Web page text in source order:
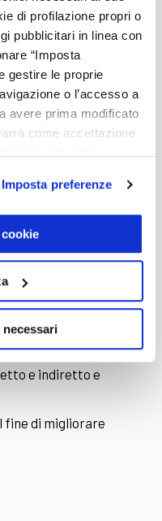
di profilazione propri o
pubblicitari in linea con
“Imposta
gestire le proprie
o l’accesso a
avere prima modificato
come accettazione
Imposta preferenze
necessari
potrai
il supporto
premium
auto è
decidere di
di tua scelta,
pensieri.
l'informativa sulla
e indiretto e
di migliorare